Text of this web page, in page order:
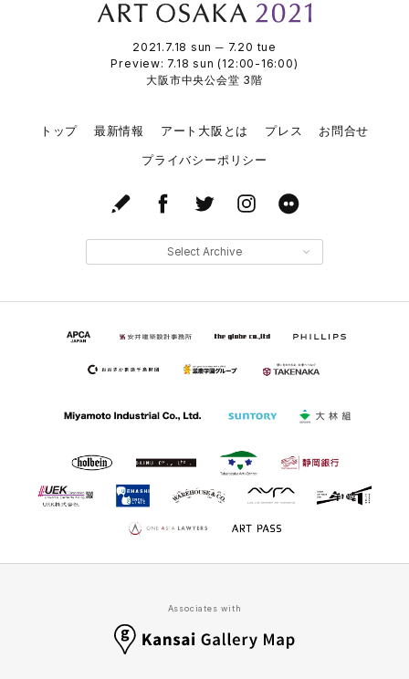
2021.7.18 sun ─ 7.20 tue
Preview: 7.18 sun (12:00-16:00)
大阪市中央公会堂 3階
トップ 最新情報 アート大阪とは プレス
お問合せ
プライバシーポリシー
Select Archive
Associates with